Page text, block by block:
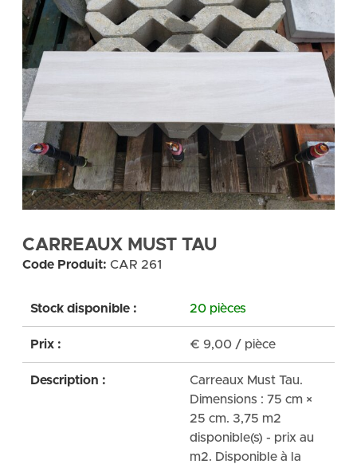
CARREAUX MUST TAU
Code Produit: CAR 261
Stock disponible : 20 pièces
Prix : € 9,00 / pièce
Description :
Carreaux Must Tau.
Dimensions : 75 cm ×
25 cm. 3,75 m2
disponible(s) - prix au
m2. Disponible à la